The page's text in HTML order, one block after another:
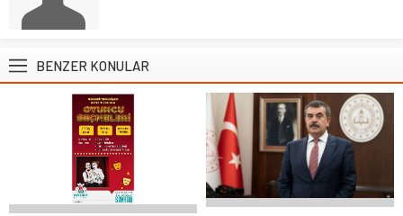
BENZER KONULAR